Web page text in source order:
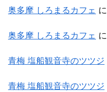
奥多摩 しろまるカフェ に
奥多摩 しろまるカフェ に
青梅 塩船観音寺のツツジ
青梅 塩船観音寺のツツジ